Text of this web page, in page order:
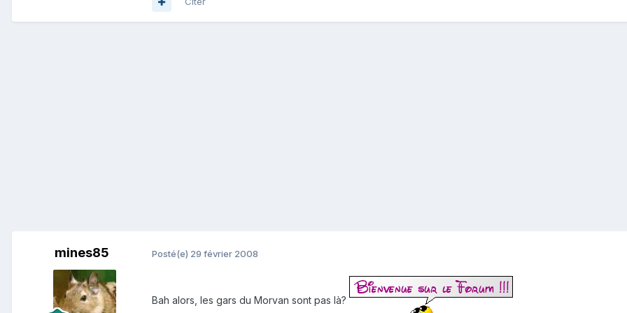
mines85 Posté(e) 29 février 2008
Bah alors, les gars du Morvan sont pas là?